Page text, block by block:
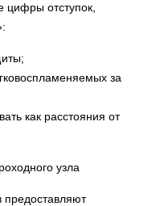
цифры отступок,
за
как расстояния от
узла
предоставляют